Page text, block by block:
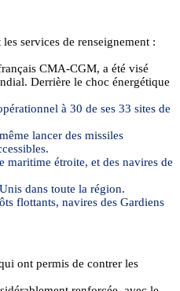
services de renseignement :
CMA-CGM, a été visé
Derrière le choc énergétique
à 30 de ses 33 sites de
lancer des missiles
étroite, et des navires de
dans toute la région.
flottants, navires des Gardiens
ont permis de contrer les